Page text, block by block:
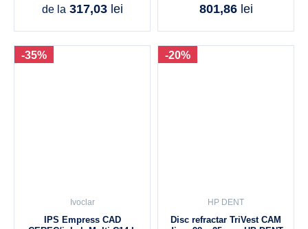
de la 317,03 lei
801,86 lei
-35%
Ivoclar
IPS Empress CAD
-20%
HP DENT
Disc refractar TriVest CAM